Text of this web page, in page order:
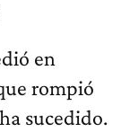
en
rompió
sucedido.